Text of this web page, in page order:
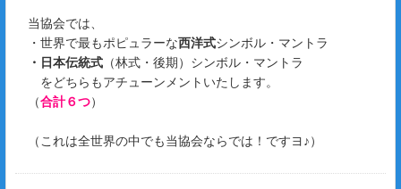
当協会では、
・世界で最もポピュラーな西洋式シンボル・マントラ
・日本伝統式 （林式・後期）シンボル・マントラ
をどちらもアチューンメントいたします。
（合計６つ）
（これは全世界の中でも当協会ならでは！ですヨ♪）